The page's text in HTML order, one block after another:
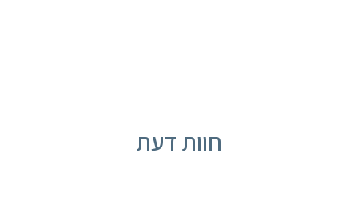
חוות דעת